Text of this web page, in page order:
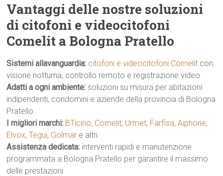
Vantaggi delle nostre soluzioni
di citofoni e videocitofoni
Comelit a Bologna Pratello
Sistemi allavanguardia: citofoni e videocitofoni Comelit con
visione notturna, controllo remoto e registrazione video.
Adatti a ogni ambiente: soluzioni su misura per abitazioni
indipendenti, condomini e aziende della provincia di Bologna
Pratello.
I migliori marchi: BTicino, Comelit, Urmet, Farfisa,Aiphone,
Elvox,Tegui, Golmar e altri.
Assistenza dedicata: interventi rapidi e manutenzione
programmata a Bologna Pratello per garantire il massimo
delle prestazioni.